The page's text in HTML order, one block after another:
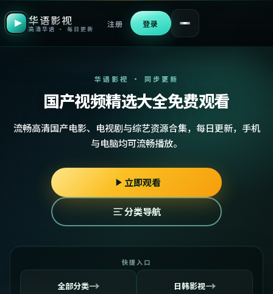
华语影视
高清华语 · 每日更新
注册 登录
华语影视 · 同步更新
国产视频精选大全免费观看
流畅高清国产电影、电视剧与综艺资源合集，每日更新，手机
与电脑均可流畅播放。
立即观看
分类导航
快捷入口
全部分类→ 日韩影视→